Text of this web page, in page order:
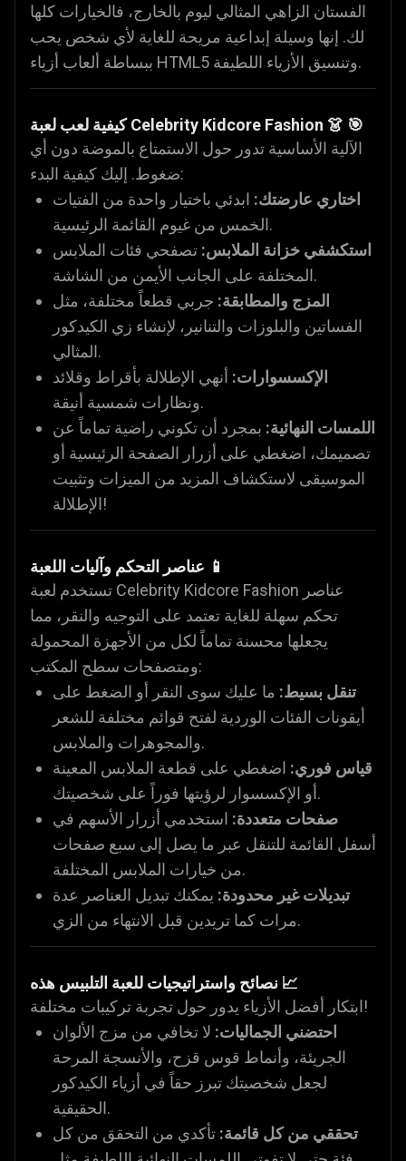
الفستان الزاهي المثالي ليوم بالخارج، فالخيارات كلها
لك. إنها وسيلة إبداعية مريحة للغاية لأي شخص يحب
ببساطة ألعاب أزياء HTML5 وتنسيق الأزياء اللطيفة.
كيفية لعب لعبة Celebrity Kidcore Fashion 👗 🎯
الآلية الأساسية تدور حول الاستمتاع بالموضة دون أي
ضغوط. إليك كيفية البدء:
اختاري عارضتك: ابدئي باختيار واحدة من الفتيات
الخمس من غيوم القائمة الرئيسية.
استكشفي خزانة الملابس: تصفحي فئات الملابس
المختلفة على الجانب الأيمن من الشاشة.
المزج والمطابقة: جربي قطعاً مختلفة، مثل
الفساتين والبلوزات والتنانير، لإنشاء زي الكيدكور
المثالي.
الإكسسوارات: أنهي الإطلالة بأقراط وقلائد
ونظارات شمسية أنيقة.
اللمسات النهائية: بمجرد أن تكوني راضية تماماً عن
تصميمك، اضغطي على أزرار الصفحة الرئيسية أو
الموسيقى لاستكشاف المزيد من الميزات وتثبيت
الإطلالة!
عناصر التحكم وآليات اللعبة 📱
تستخدم لعبة Celebrity Kidcore Fashion عناصر
تحكم سهلة للغاية تعتمد على التوجيه والنقر، مما
يجعلها محسنة تماماً لكل من الأجهزة المحمولة
ومتصفحات سطح المكتب:
تنقل بسيط: ما عليك سوى النقر أو الضغط على
أيقونات الفئات الوردية لفتح قوائم مختلفة للشعر
والمجوهرات والملابس.
قياس فوري: اضغطي على قطعة الملابس المعينة
أو الإكسسوار لرؤيتها فوراً على شخصيتك.
صفحات متعددة: استخدمي أزرار الأسهم في
أسفل القائمة للتنقل عبر ما يصل إلى سبع صفحات
من خيارات الملابس المختلفة.
تبديلات غير محدودة: يمكنك تبديل العناصر عدة
مرات كما تريدين قبل الانتهاء من الزي.
نصائح واستراتيجيات للعبة التلبيس هذه 📈
ابتكار أفضل الأزياء يدور حول تجربة تركيبات مختلفة!
احتضني الجماليات: لا تخافي من مزج الألوان
الجريئة، وأنماط قوس قزح، والأنسجة المرحة
لجعل شخصيتك تبرز حقاً في أزياء الكيدكور
الحقيقية.
تحققي من كل قائمة: تأكدي من التحقق من كل